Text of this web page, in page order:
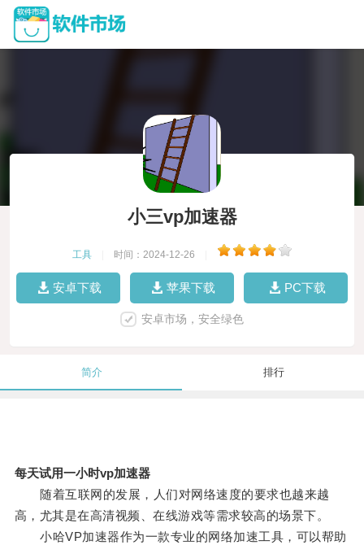
小三vp加速器
工具 时间：2024-12-26
安卓下载 苹果下载 PC下载
安卓市场，安全绿色
简介 排行
每天试用一小时vp加速器
随着互联网的发展，人们对网络速度的要求也越来越
高，尤其是在高清视频、在线游戏等需求较高的场景下。
小哈VP加速器作为一款专业的网络加速工具，可以帮助